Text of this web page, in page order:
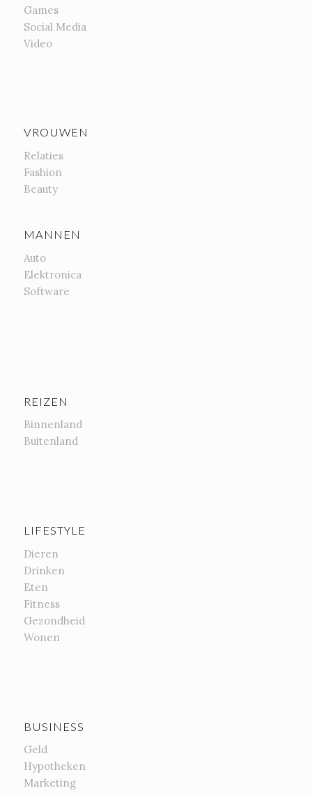
Games
Social Media
Video
VROUWEN
Relaties
Fashion
Beauty
MANNEN
Auto
Elektronica
Software
REIZEN
Binnenland
Buitenland
LIFESTYLE
Dieren
Drinken
Eten
Fitness
Gezondheid
Wonen
BUSINESS
Geld
Hypotheken
Marketing